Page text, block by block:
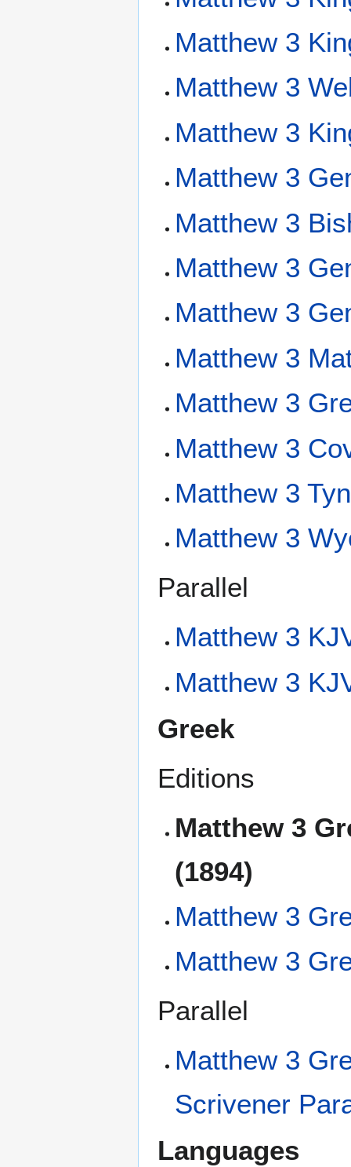
Matthew 3
Matthew 3
Matthew 3
Matthew 3
Matthew 3
Matthew 3
Matthew 3
Matthew 3
Matthew 3
Matthew 3
Matthew 3
Matthew 3
Parallel
Matthew 3
Matthew 3
Greek
Editions
Matthew 3
(1894)
Matthew 3
Matthew 3
Parallel
Matthew 3
Scrivener
Languages